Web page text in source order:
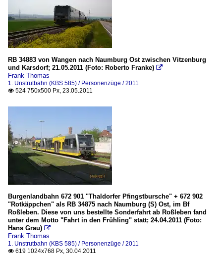
RB 34883 von Wangen nach Naumburg Ost zwischen Vitzenburg
und Karsdorf; 21.05.2011 (Foto: Roberto Franke) 
Frank Thomas
1. Unstrutbahn (KBS 585) / Personenzüge / 2011
 524 750x500 Px, 23.05.2011
Burgenlandbahn 672 901 "Thaldorfer Pfingstbursche" + 672 902
"Rotkäppchen" als RB 34875 nach Naumburg (S) Ost, im Bf
Roßleben. Diese von uns bestellte Sonderfahrt ab Roßleben fand
unter dem Motto "Fahrt in den Frühling" statt; 24.04.2011 (Foto:
Hans Grau) 
Frank Thomas
1. Unstrutbahn (KBS 585) / Personenzüge / 2011
 619 1024x768 Px, 30.04.2011